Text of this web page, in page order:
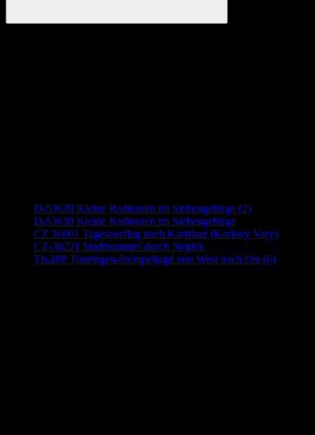
Suchen
D-53639 Kleine Radtouren im Siebengebirge (2)
D-53639 Kleine Radtouren im Siebengebirge
CZ 36001 Tagesausflug nach Karlsbad (Karlovy Vary)
CZ-36221 Stadtbummel durch Nejdek
Th-288 Touringen-Stempeljagd von West nach Ost (6)